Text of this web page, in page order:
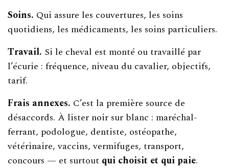
Soins. Qui assure les couvertures, les soins
quotidiens, les médicaments, les soins particuliers.
Travail. Si le cheval est monté ou travaillé par
l’écurie : fréquence, niveau du cavalier, objectifs,
tarif.
Frais annexes. C’est la première source de
désaccords. À lister noir sur blanc : maréchal-
ferrant, podologue, dentiste, ostéopathe,
vétérinaire, vaccins, vermifuges, transport,
concours — et surtout qui choisit et qui paie.